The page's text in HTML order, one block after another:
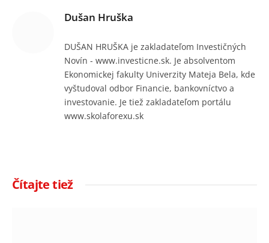
Dušan Hruška
DUŠAN HRUŠKA je zakladateľom Investičných
Novín - www.investicne.sk. Je absolventom
Ekonomickej fakulty Univerzity Mateja Bela, kde
vyštudoval odbor Financie, bankovníctvo a
investovanie. Je tiež zakladateľom portálu
www.skolaforexu.sk
Čítajte tiež